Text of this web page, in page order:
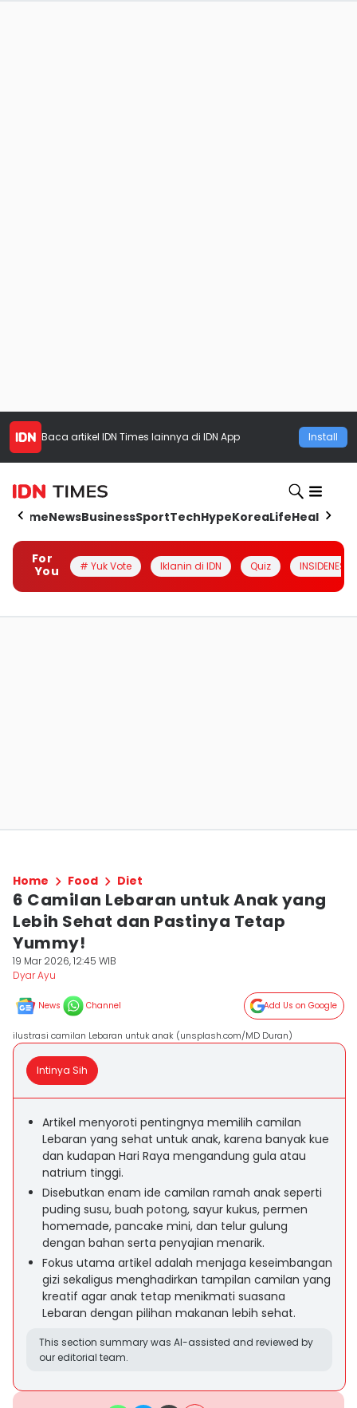
Baca artikel IDN Times lainnya di IDN App Install
HomeNewsBusinessSportTechHypeKoreaLifeHealth
For
You
# Yuk Vote Iklanin di IDN Quiz INSIDENESIA
Home Food Diet
6 Camilan Lebaran untuk Anak yang
Lebih Sehat dan Pastinya Tetap
Yummy!
19 Mar 2026, 12:45 WIB
Dyar Ayu
News Channel Add Us on Google
ilustrasi camilan Lebaran untuk anak (unsplash.com/MD Duran)
Intinya Sih
Artikel menyoroti pentingnya memilih camilan
Lebaran yang sehat untuk anak, karena banyak kue
dan kudapan Hari Raya mengandung gula atau
natrium tinggi.
Disebutkan enam ide camilan ramah anak seperti
puding susu, buah potong, sayur kukus, permen
homemade, pancake mini, dan telur gulung
dengan bahan serta penyajian menarik.
Fokus utama artikel adalah menjaga keseimbangan
gizi sekaligus menghadirkan tampilan camilan yang
kreatif agar anak tetap menikmati suasana
Lebaran dengan pilihan makanan lebih sehat.
This section summary was AI-assisted and reviewed by
our editorial team.